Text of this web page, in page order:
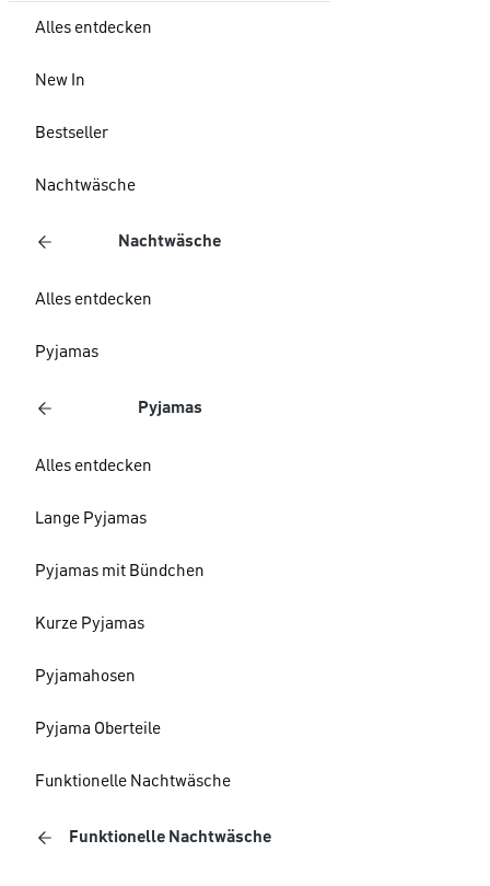
Alles entdecken
New In
Bestseller
Nachtwäsche
Nachtwäsche
Alles entdecken
Pyjamas
Pyjamas
Alles entdecken
Lange Pyjamas
Pyjamas mit Bündchen
Kurze Pyjamas
Pyjamahosen
Pyjama Oberteile
Funktionelle Nachtwäsche
Funktionelle Nachtwäsche